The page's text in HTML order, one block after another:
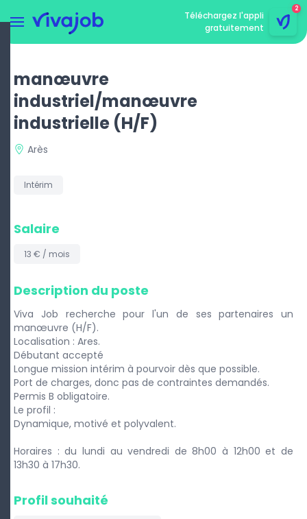
Téléchargez l'appli
gratuitement
2
manœuvre
industriel/manœuvre
industrielle (H/F)
Arès
Intérim
Salaire
13 € / mois
Description du poste
Viva Job recherche pour l'un de ses partenaires un
manœuvre (H/F).
Localisation : Ares.
Débutant accepté
Longue mission intérim à pourvoir dès que possible.
Port de charges, donc pas de contraintes demandés.
Permis B obligatoire.
Le profil :
Dynamique, motivé et polyvalent.
Horaires : du lundi au vendredi de 8h00 à 12h00 et de
13h30 à 17h30.
Profil souhaité